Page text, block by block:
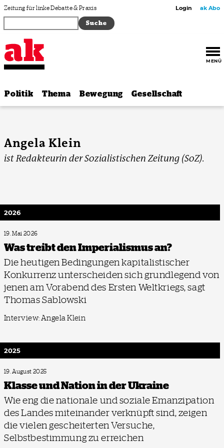
Zum Inhalt springen
Zeitung für linke Debatte & Praxis Login ak Abo
MENÜ
Politik Thema Bewegung Gesellschaft
Angela Klein
ist Redakteurin der Sozialistischen Zeitung (SoZ).
2026
19. Mai 2026
Was treibt den Imperialismus an?
Die heutigen Bedingungen kapitalistischer
Konkurrenz unterscheiden sich grundlegend von
jenen am Vorabend des Ersten Weltkriegs, sagt
Thomas Sablowski
Interview: Angela Klein
2025
19. August 2025
Klasse und Nation in der Ukraine
Wie eng die nationale und soziale Emanzipation
des Landes miteinander verknüpft sind, zeigen
die vielen gescheiterten Versuche,
Selbstbestimmung zu erreichen